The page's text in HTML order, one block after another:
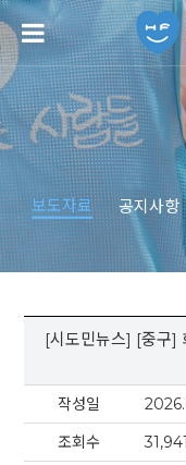
보도자료 공지사항
[시도민뉴스] [중구]
작성일
조회수
31,941